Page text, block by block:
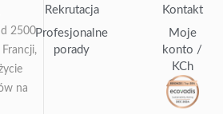
2500
na
Rekrutacja
Profesjonalne
porady
Kontakt
Moje
konto /
KCh